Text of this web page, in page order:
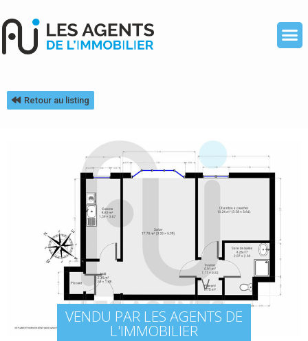
Retour au listing
VENDU PAR LES AGENTS DE
L'IMMOBILIER